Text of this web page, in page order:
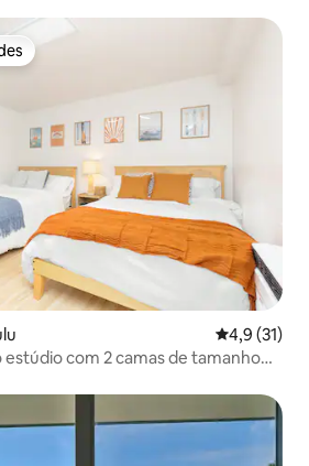
4,9 de uma
4,9 (31)
estúdio com 2 camas de tamanho